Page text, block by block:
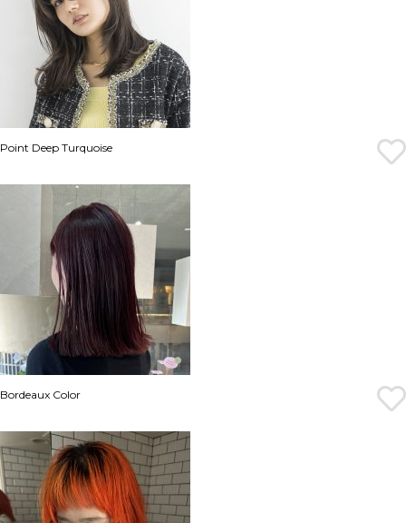
Point Deep Turquoise
Bordeaux Color